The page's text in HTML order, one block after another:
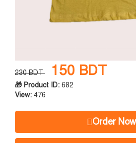
230 BDT 150 BDT
🎁 Product ID: 682
View: 476
Order Now